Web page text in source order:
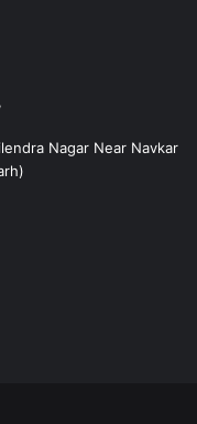
Nagar Near Navkar